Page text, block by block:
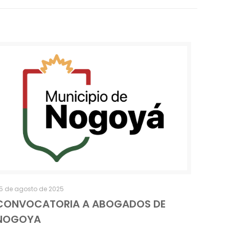
de agosto de 2025
A ABOGADOS DE